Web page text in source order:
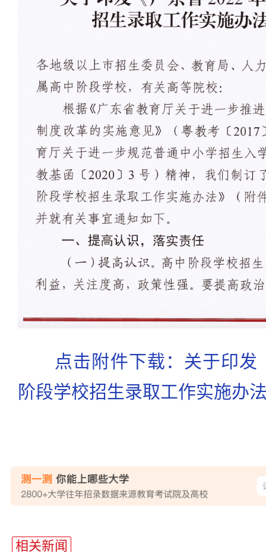
点击附件下载：关于印
阶段学校招生录取工作实施办
相关新闻